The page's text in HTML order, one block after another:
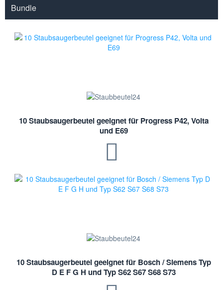
Bundle
10 Staubsaugerbeutel geeignet für Progress P42, Volta
und E69
10 Staubsaugerbeutel geeignet für Bosch / Siemens Typ
D E F G H und Typ S62 S67 S68 S73